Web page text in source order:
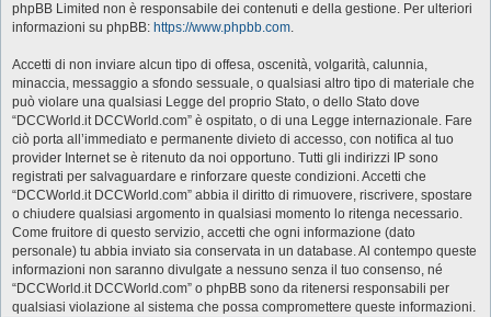
phpBB Limited non è responsabile dei contenuti e della gestione. Per ulteriori
informazioni su phpBB: https://www.phpbb.com.
Accetti di non inviare alcun tipo di offesa, oscenità, volgarità, calunnia,
minaccia, messaggio a sfondo sessuale, o qualsiasi altro tipo di materiale che
può violare una qualsiasi Legge del proprio Stato, o dello Stato dove
“DCCWorld.it DCCWorld.com” è ospitato, o di una Legge internazionale. Fare
ciò porta all’immediato e permanente divieto di accesso, con notifica al tuo
provider Internet se è ritenuto da noi opportuno. Tutti gli indirizzi IP sono
registrati per salvaguardare e rinforzare queste condizioni. Accetti che
“DCCWorld.it DCCWorld.com” abbia il diritto di rimuovere, riscrivere, spostare
o chiudere qualsiasi argomento in qualsiasi momento lo ritenga necessario.
Come fruitore di questo servizio, accetti che ogni informazione (dato
personale) tu abbia inviato sia conservata in un database. Al contempo queste
informazioni non saranno divulgate a nessuno senza il tuo consenso, né
“DCCWorld.it DCCWorld.com” o phpBB sono da ritenersi responsabili per
qualsiasi violazione al sistema che possa compromettere queste informazioni.